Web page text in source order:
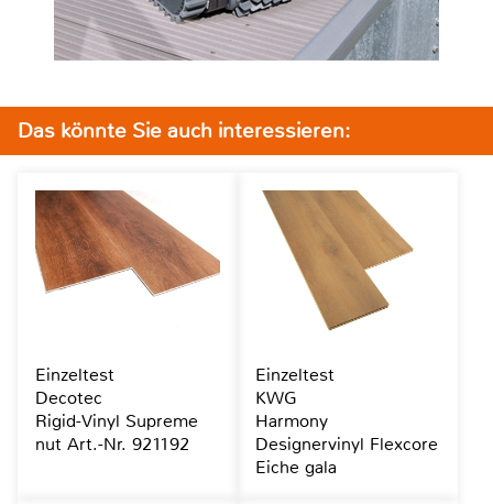
Das könnte Sie auch interessieren:
Einzeltest
Decotec
Rigid-Vinyl Supreme
nut Art.-Nr. 921192
Einzeltest
KWG
Harmony
Designervinyl Flexcore
Eiche gala